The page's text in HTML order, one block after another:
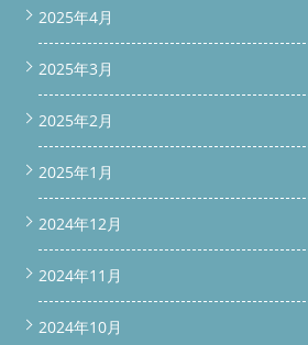
bold; text-decoration: none; display:
text-align: center; z-index: 9999;
box-shadow: 0 -2px 8px rgba(0,0,0,0.3);
bottom: 0; } #bottom-bar a { flex: 1;
bar a.contact { background-color:
a:hover { opacity: 0.9; } /* スマホ最適化
768px) { #scroll-bar { padding: 10px 8px; }
document.getElementById('scroll-bar');
document.getElementById('bottom-
if(window.scrollY > 100) {
2025年4月
2025年3月
2025年2月
2025年1月
2024年12月
2024年11月
2024年10月